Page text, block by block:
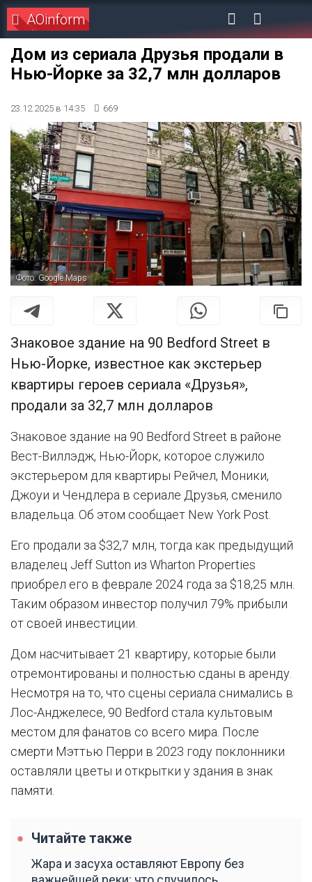
AOinform
Дом из сериала Друзья продали в
Нью-Йорке за 32,7 млн долларов
23.12.2025 в 14:35 669
Фото: Google Maps
Знаковое здание на 90 Bedford Street в
Нью-Йорке, известное как экстерьер
квартиры героев сериала «Друзья»,
продали за 32,7 млн долларов
Знаковое здание на 90 Bedford Street в районе
Вест-Виллэдж, Нью-Йорк, которое служило
экстерьером для квартиры Рейчел, Моники,
Джоуи и Чендлера в сериале Друзья, сменило
владельца. Об этом сообщает New York Post.
Его продали за $32,7 млн, тогда как предыдущий
владелец Jeff Sutton из Wharton Properties
приобрел его в феврале 2024 года за $18,25 млн.
Таким образом инвестор получил 79% прибыли
от своей инвестиции.
Дом насчитывает 21 квартиру, которые были
отремонтированы и полностью сданы в аренду.
Несмотря на то, что сцены сериала снимались в
Лос-Анджелесе, 90 Bedford стала культовым
местом для фанатов со всего мира. После
смерти Мэттью Перри в 2023 году поклонники
оставляли цветы и открытки у здания в знак
памяти.
Читайте также
Жара и засуха оставляют Европу без